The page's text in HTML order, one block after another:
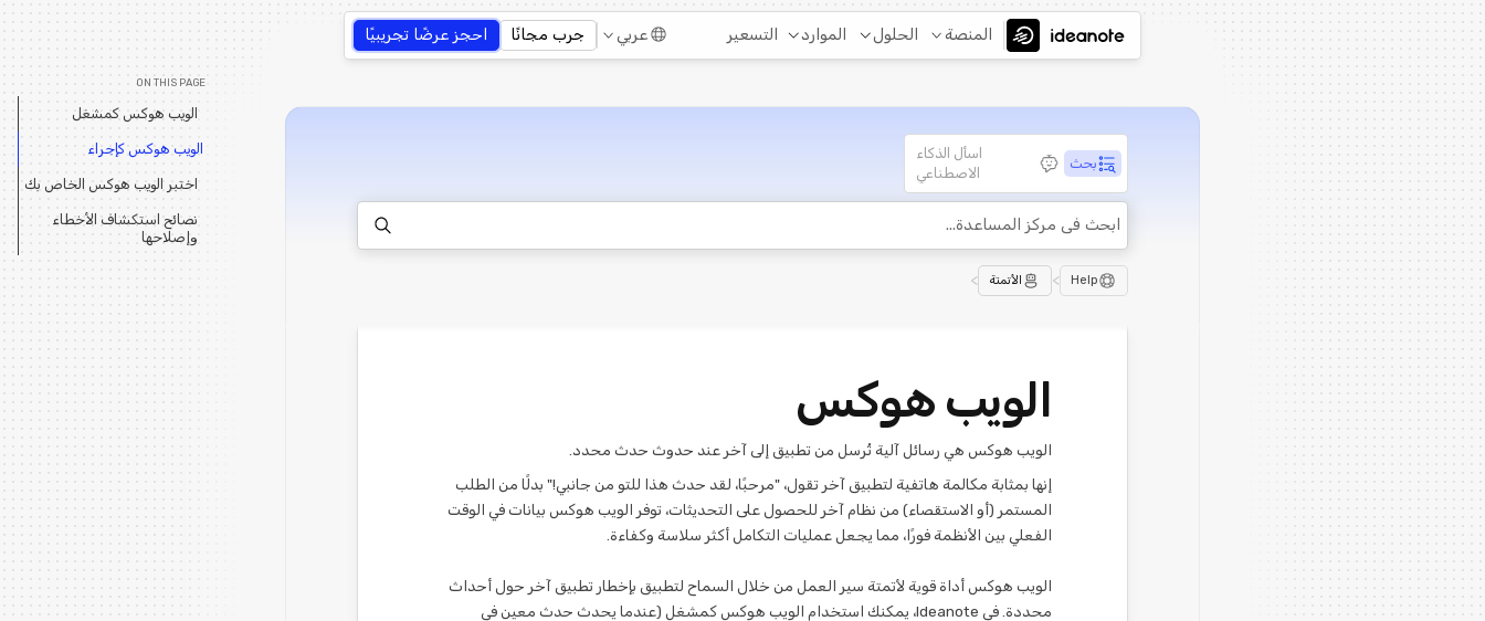
المنصة الحلول الموارد التسعير عربي جرب مجانًا احجز عرضًا تجريبيًا
ON THIS PAGE
الويب هوكس كمشغل
الويب هوكس كإجراء
اختبر الويب هوكس الخاص بك
نصائح استكشاف الأخطاء
وإصلاحها
بحث
اسأل الذكاء
الاصطناعي
Help
> الأتمتة >
الويب هوكس
الويب هوكس هي رسائل آلية تُرسل من تطبيق إلى آخر عند حدوث حدث محدد.
إنها بمثابة مكالمة هاتفية لتطبيق آخر تقول، "مرحبًا، لقد حدث هذا للتو من جانبي!" بدلًا من الطلب
المستمر (أو الاستقصاء) من نظام آخر للحصول على التحديثات، توفر الويب هوكس بيانات في الوقت
الفعلي بين الأنظمة فورًا، مما يجعل عمليات التكامل أكثر سلاسة وكفاءة.
الويب هوكس أداة قوية لأتمتة سير العمل من خلال السماح لتطبيق بإخطار تطبيق آخر حول أحداث
محددة. في Ideanote، يمكنك استخدام الويب هوكس كمشغل (عندما يحدث حدث معين في